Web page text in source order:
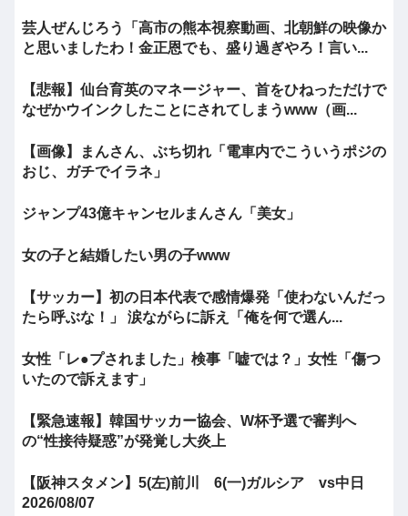
芸人ぜんじろう「高市の熊本視察動画、北朝鮮の映像か
と思いましたわ！金正恩でも、盛り過ぎやろ！言い...
【悲報】仙台育英のマネージャー、首をひねっただけで
なぜかウインクしたことにされてしまうwww（画...
【画像】まんさん、ぶち切れ「電車内でこういうポジの
おじ、ガチでイラネ」
ジャンプ43億キャンセルまんさん「美女」
女の子と結婚したい男の子www
【サッカー】初の日本代表で感情爆発「使わないんだっ
たら呼ぶな！」 涙ながらに訴え「俺を何で選ん...
女性「レ●プされました」検事「嘘では？」女性「傷つ
いたので訴えます」
【緊急速報】韓国サッカー協会、W杯予選で審判へ
の“性接待疑惑”が発覚し大炎上
【阪神スタメン】5(左)前川 6(一)ガルシア vs中日
2026/08/07